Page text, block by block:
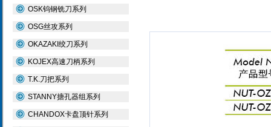
OSK钨钢铣刀系列
OSG丝攻系列
OKAZAKI绞刀系列
KOJEX高速刀柄系列
T.K.刀把系列
STANNY搪孔器组系列
CHANDOX卡盘顶针系列